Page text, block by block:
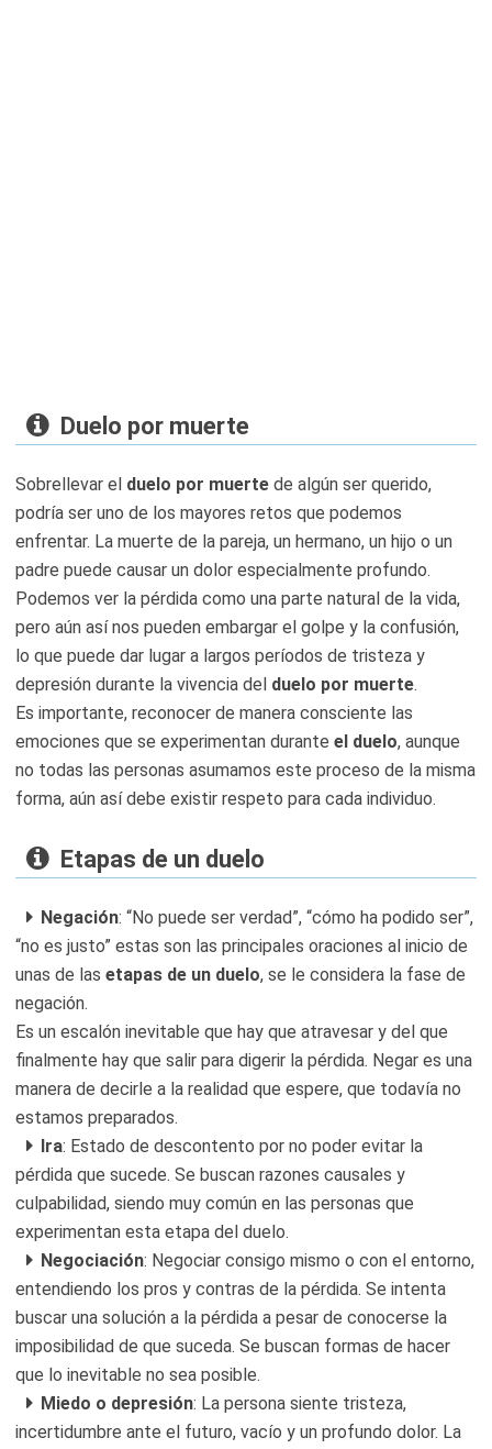
Duelo por muerte
Sobrellevar el duelo por muerte de algún ser querido,
podría ser uno de los mayores retos que podemos
enfrentar. La muerte de la pareja, un hermano, un hijo o un
padre puede causar un dolor especialmente profundo.
Podemos ver la pérdida como una parte natural de la vida,
pero aún así nos pueden embargar el golpe y la confusión,
lo que puede dar lugar a largos períodos de tristeza y
depresión durante la vivencia del duelo por muerte.
Es importante, reconocer de manera consciente las
emociones que se experimentan durante el duelo, aunque
no todas las personas asumamos este proceso de la misma
forma, aún así debe existir respeto para cada individuo.
Etapas de un duelo
Negación: “No puede ser verdad”, “cómo ha podido ser”,
“no es justo” estas son las principales oraciones al inicio de
unas de las etapas de un duelo, se le considera la fase de
negación.
Es un escalón inevitable que hay que atravesar y del que
finalmente hay que salir para digerir la pérdida. Negar es una
manera de decirle a la realidad que espere, que todavía no
estamos preparados.
Ira: Estado de descontento por no poder evitar la
pérdida que sucede. Se buscan razones causales y
culpabilidad, siendo muy común en las personas que
experimentan esta etapa del duelo.
Negociación: Negociar consigo mismo o con el entorno,
entendiendo los pros y contras de la pérdida. Se intenta
buscar una solución a la pérdida a pesar de conocerse la
imposibilidad de que suceda. Se buscan formas de hacer
que lo inevitable no sea posible.
Miedo o depresión: La persona siente tristeza,
incertidumbre ante el futuro, vacío y un profundo dolor. La